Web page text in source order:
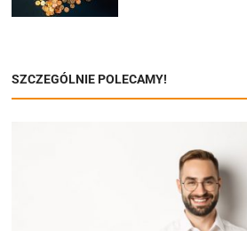
SZCZEGÓLNIE POLECAMY!